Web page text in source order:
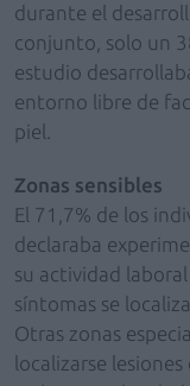
durante el
conjunto, solo un
estudio
entorno libre de
piel.
Zonas sensibles
El 71,7% de los
declaraba
su actividad
síntomas se
Otras zonas
localizarse